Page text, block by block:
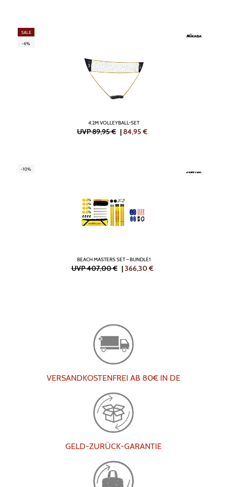
SALE
-6%
4,2M VOLLEYBALL-SET
UVP 89,95 € |84,95 €
-10%
BEACH MASTERS SET – BUNDLE1
UVP 407,00 € |366,30 €
VERSANDKOSTENFREI AB 80€ IN DE
GELD-ZURÜCK-GARANTIE